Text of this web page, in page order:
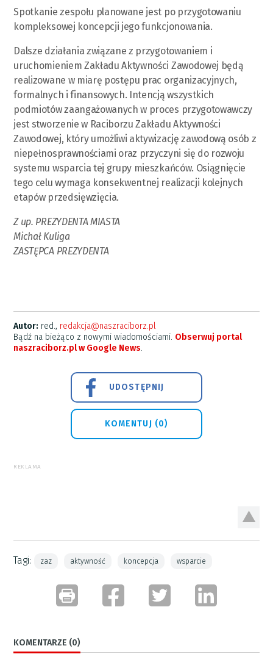
Spotkanie zespołu planowane jest po przygotowaniu
kompleksowej koncepcji jego funkcjonowania.
Dalsze działania związane z przygotowaniem i
uruchomieniem Zakładu Aktywności Zawodowej będą
realizowane w miarę postępu prac organizacyjnych,
formalnych i finansowych. Intencją wszystkich
podmiotów zaangażowanych w proces przygotowawczy
jest stworzenie w Raciborzu Zakładu Aktywności
Zawodowej, który umożliwi aktywizację zawodową osób z
niepełnosprawnościami oraz przyczyni się do rozwoju
systemu wsparcia tej grupy mieszkańców. Osiągnięcie
tego celu wymaga konsekwentnej realizacji kolejnych
etapów przedsięwzięcia.
Z up. PREZYDENTA MIASTA
Michał Kuliga
ZASTĘPCA PREZYDENTA
Autor: red., redakcja@naszraciborz.pl
Bądź na bieżąco z nowymi wiadomościami. Obserwuj portal
naszraciborz.pl w Google News.
UDOSTĘPNIJ
KOMENTUJ (0)
REKLAMA
Tagi: zaz aktywność koncepcja wsparcie
KOMENTARZE (0)